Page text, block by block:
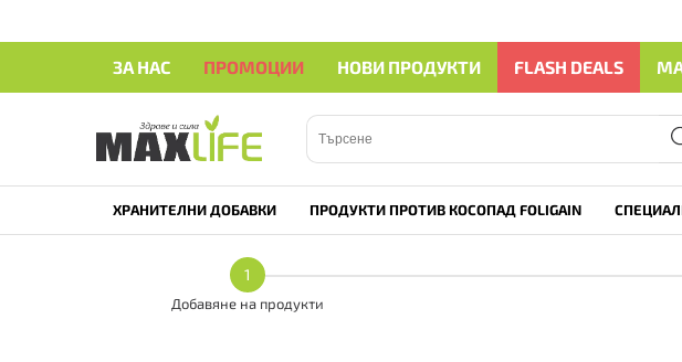
ЗА НАС ПРОМОЦИИ НОВИ ПРОДУКТИ FLASH DEALS
ХРАНИТЕЛНИ ДОБАВКИ ПРОДУКТИ ПРОТИВ КОСОПАД FOLIGAIN
1
Добавяне на продукти